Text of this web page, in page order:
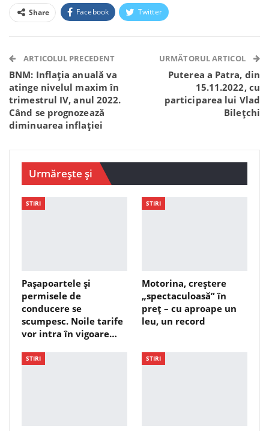
Share Facebook Twitter
Telegram WhatsApp Viber
ARTICOLUL PRECEDENT
BNM: Inflația anuală va
atinge nivelul maxim în
trimestrul IV, anul 2022.
Când se prognozează
diminuarea inflației
URMĂTORUL ARTICOL
Puterea a Patra, din
15.11.2022, cu
participarea lui Vlad
Bilețchi
Urmărește și
STIRI
Pașapoartele și
permisele de
conducere se
scumpesc. Noile tarife
vor intra în vigoare…
STIRI
Motorina, creștere
„spectaculoasă” în
preț – cu aproape un
leu, un record
STIRI STIRI